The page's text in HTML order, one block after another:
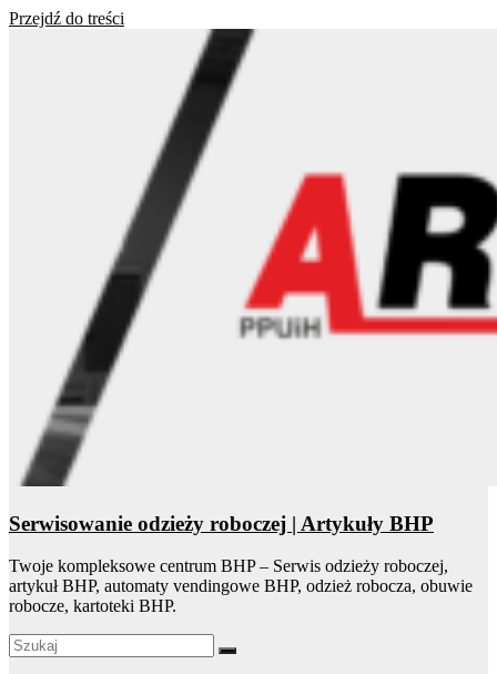
Przejdź do treści
Serwisowanie odzieży roboczej | Artykuły BHP
Twoje kompleksowe centrum BHP – Serwis odzieży roboczej,
artykuł BHP, automaty vendingowe BHP, odzież robocza, obuwie
robocze, kartoteki BHP.